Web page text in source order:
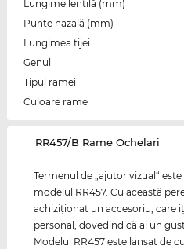
Lungime lentilă (mm)
Punte nazală (mm)
Lungimea tijei
Genul
Tipul ramei
Culoare rame
‌RR457/B Rame Ochelari
Termenul de „ajutor vizual“
modelul RR457. Cu această
achiziţionat un accesoriu, care
personal, dovedind că ai un
Modelul RR457 este lansat de